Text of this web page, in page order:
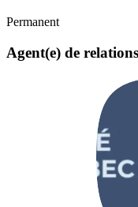
Permanent
Agent(e) de